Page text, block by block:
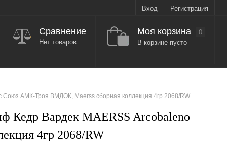
Вход Регистрация
Сравнение
Нет товаров
Моя корзина
0
В корзине пусто
АМК-Троя ВМДОК, Maerss сборная коллекция 4гр 2068/RW
Кедр Вардек MAERSS Arcobaleno
4гр 2068/RW